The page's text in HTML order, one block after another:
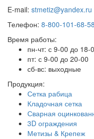
E-mail: stmetiz@yandex.ru
Телефон: 8-800-101-68-58
Время работы:
пн-чт: с 9-00 до 18-
пт: с 9-00 до 20-00
сб-вс: выходные
Продукция:
Сетка рабица
Кладочная сетка
Сварная
3D ограждения
Метизы & Крепеж